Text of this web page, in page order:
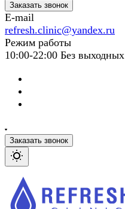
Заказать звонок
E-mail
refresh.clinic@yandex.ru
Режим работы
10:00-22:00 Без выходных
Заказать звонок